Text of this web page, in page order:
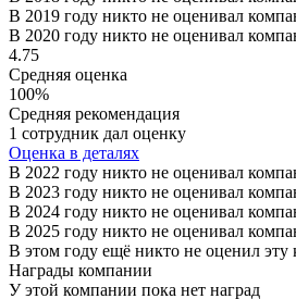
В 2019 году никто не оценивал
В 2020 году никто не оценивал
4.75
Средняя оценка
100%
Средняя рекомендация
1 сотрудник дал оценку
Оценка в деталях
В 2022 году никто не оценивал
В 2023 году никто не оценивал
В 2024 году никто не оценивал
В 2025 году никто не оценивал
В этом году ещё никто не оценил
Награды компании
У этой компании пока нет наград